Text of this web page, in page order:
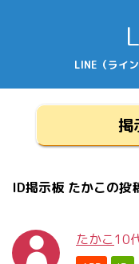
LINE（ライ
掲
ID掲示板 たかこの投
たかこ10